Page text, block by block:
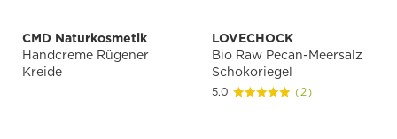
CMD Naturkosmetik
Handcreme Rügener
Kreide
LOVECHOCK
Bio Raw Pecan-Meersalz
Schokoriegel
5.0 (2)